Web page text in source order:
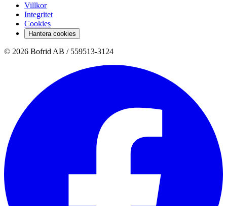
Villkor
Integritet
Cookies
Hantera cookies
© 2026 Bofrid AB / 559513-3124